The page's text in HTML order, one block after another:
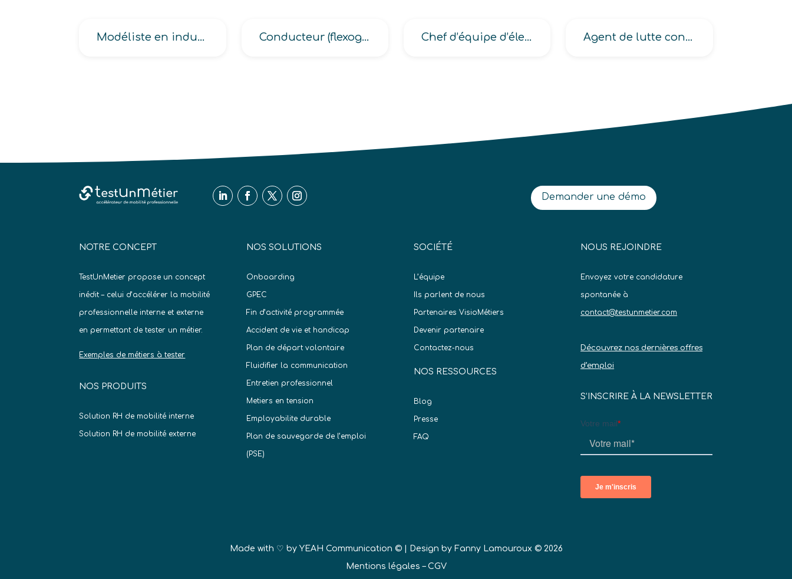
Modéliste en industrie de l’habillement et autres fabrications à base d’étoffes, de l’habillement et du textile Conducteur (flexographe, héliogravure, offset, offset monocouleur, rotativiste, tireur-sérigraphe) Chef d’équipe d’électriciens de maintenance Agent de lutte contre les pollutions visuelles
Demander une démo
NOTRE CONCEPT
TestUnMetier propose un concept
inédit – celui d’accélérer la mobilité
professionnelle interne et externe
en permettant de tester un métier.
Exemples de métiers à tester
NOS PRODUITS
Solution RH de mobilité interne
Solution RH de mobilité externe
NOS SOLUTIONS
Onboarding
GPEC
Fin d’activité programmée
Accident de vie et handicap
Plan de départ volontaire
Fluidifier la communication
Entretien professionnel
Metiers en tension
Employabilite durable
Plan de sauvegarde de l’emploi
(PSE)
SOCIÉTÉ
L’équipe
Ils parlent de nous
Partenaires VisioMétiers
Devenir partenaire
Contactez-nous
NOS RESSOURCES
Blog
Presse
FAQ
NOUS REJOINDRE
Envoyez votre candidature
spontanée à
contact@testunmetier.com
Découvrez nos dernières offres
d’emploi
S’INSCRIRE À LA NEWSLETTER
Made with ♡ by YEAH Communication ©| Design by Fanny Lamouroux © 2026
Mentions légales – CGV